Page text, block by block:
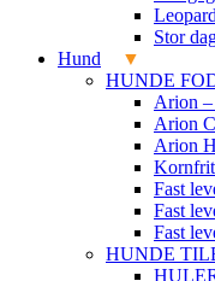
Stor
Hund
HUNDE
Arion
Arion
Arion
Fast
Fast
Fast
HUNDE